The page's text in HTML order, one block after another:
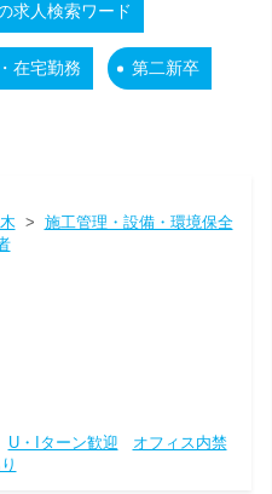
求人検索ワード
在宅勤務 第二新卒
> 施工管理・設備・環境保全
U・Iターン歓迎
オフィス内禁